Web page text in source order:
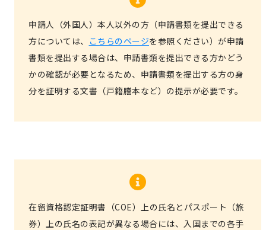
申請人（外国人）本人以外の方（申請書類を提出できる
方については、
こちらのページを参照ください）が申請
書類を提出する場合は、申請書類を提出できる方かどう
かの確認が必要となるため、申請書類を提出する方の身
分を証明する文書（戸籍謄本など）の提示が必要です。
在留資格認定証明書（COE）上の氏名とパスポート（旅
券）上の氏名の表記が異なる場合には、入国までの各手